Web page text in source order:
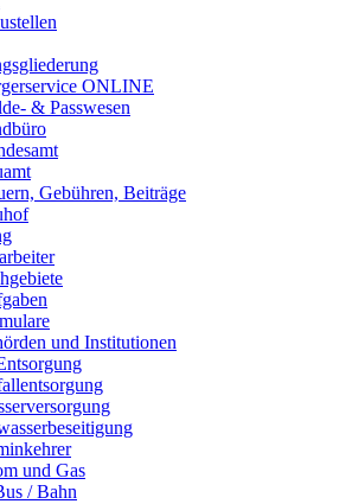
ONLINE
& Passwesen
Gebühren, Beiträge
und Institutionen
und Gas
/ Bahn